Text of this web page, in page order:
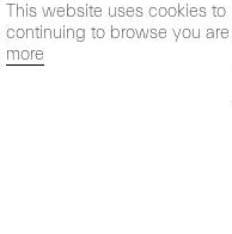
This website uses cookies
continuing to browse you
more